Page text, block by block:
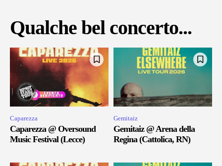
Qualche bel concerto...
Caparezza
Caparezza @ Oversound
Music Festival (Lecce)
Gemitaiz
Gemitaiz @ Arena della
Regina (Cattolica, RN)